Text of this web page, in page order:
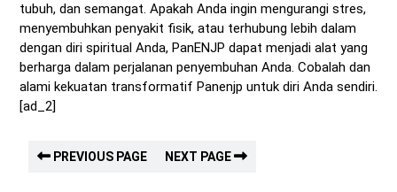
tubuh, dan semangat. Apakah Anda ingin mengurangi stres,
menyembuhkan penyakit fisik, atau terhubung lebih dalam
dengan diri spiritual Anda, PanENJP dapat menjadi alat yang
berharga dalam perjalanan penyembuhan Anda. Cobalah dan
alami kekuatan transformatif Panenjp untuk diri Anda sendiri.
[ad_2]
PREVIOUS PAGE NEXT PAGE